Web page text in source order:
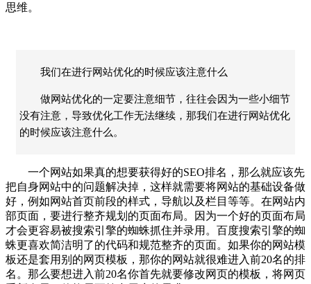
思维。
我们在进行网站优化的时候应该注意什么
做网站优化的一定要注意细节，往往会因为一些小细节
没有注意，导致优化工作无法继续，那我们在进行网站优化
的时候应该注意什么。
一个网站如果真的想要获得好的SEO排名，那么就应该先
把自身网站中的问题解决掉，这样就需要将网站的基础设备做
好，例如网站首页前段的样式，导航以及栏目等等。在网站内
部页面，要进行整齐规划的页面布局。因为一个好的页面布局
才会更容易被搜索引擎的蜘蛛抓住并录用。百度搜索引擎的蜘
蛛更喜欢简洁明了的代码和规范整齐的页面。如果你的网站模
板还是套用别的网页模板，那你的网站就很难进入前20名的排
名。那么要想进入前20名你首先就要修改网页的模板，将网页